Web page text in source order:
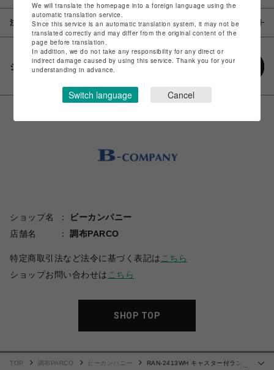
注意事項
シェアする
ショップ名
ビーカンパニー
店舗名
調布PARCO
特定商取引法など法令に基づく表記は こちら
ショップお問い合わせは こちら
SHOP TOP
…
TOP 調布PARCO ビーカンパニー
RAN-2413WH キャスター付ランド
We will translate the homepage into a foreign language using the
automatic translation service.
Since this service is an automatic translation system, it may not be
translated correctly and may differ from the original content of the
page before translation.
In addition, we do not take any responsibility for any direct or
indirect damage caused by using this service. Thank you for your
understanding in advance.
Switch language Cancel